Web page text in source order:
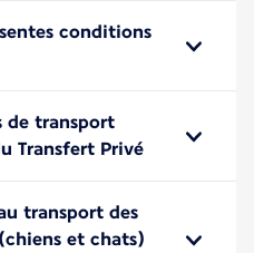
conditions
de transport
Transfert Privé
transport des
et chats)